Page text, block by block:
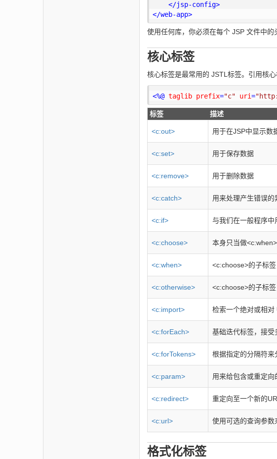
</jsp-config>
</web-app>
使用任何库，你必须在每个 JSP 文件中的
核心标签
核心标签是最常用的 JSTL标签。引用核心
<%@ taglib prefix="c" uri=
标签 描述
<c:out> 用于在JSP中显示数
<c:set> 用于保存数据
<c:remove> 用于删除数据
<c:catch> 用来处理产生错误
<c:if> 与我们在一般程序中
<c:choose> 本身只当做
<c:when> <c:choose>的子标
<c:otherwise> <c:choose>的子标
<c:import> 检索一个绝对或相
<c:forEach> 基础迭代标签，接受
<c:forTokens> 根据指定的分隔符来
<c:param> 用来给包含或重定向
<c:redirect> 重定向至一个新的
<c:url> 使用可选的查询参数
格式化标签